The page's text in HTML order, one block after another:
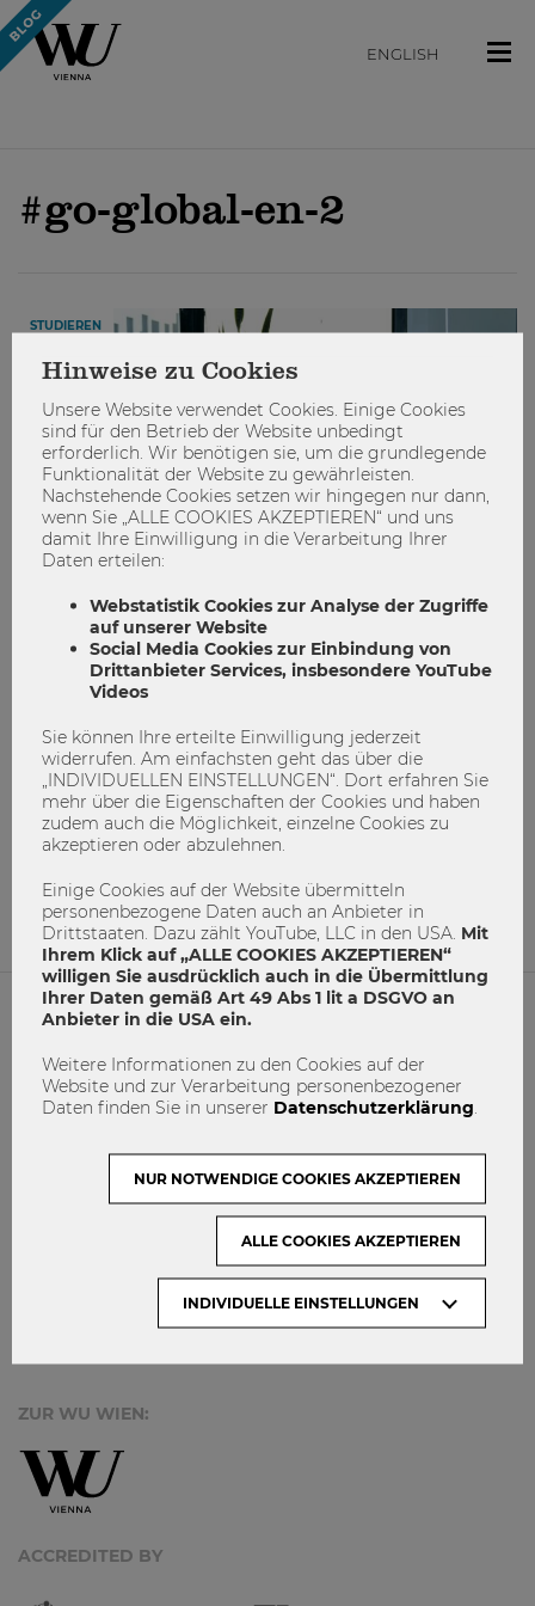
ENGLISH
#go-global-en-2
STUDIEREN
Go Global 2020 – Die etwas andere
Auslandsstudienmesse
Auslandsstudienmesse Exchange fair
Go Global
Go Global
International Office
1 0
IMPRESSUM
MACH MIT!
ZUR WU WIEN:
ACCREDITED BY
Hinweise zu Cookies
Unsere Website verwendet Cookies. Einige Cookies
sind für den Betrieb der Website unbedingt
erforderlich. Wir benötigen sie, um die grundlegende
Funktionalität der Website zu gewährleisten.
Nachstehende Cookies setzen wir hingegen nur dann,
wenn Sie „ALLE COOKIES AKZEPTIEREN“ und uns
damit Ihre Einwilligung in die Verarbeitung Ihrer
Daten erteilen:
Webstatistik Cookies zur Analyse der Zugriffe
auf unserer Website
Social Media Cookies zur Einbindung von
Drittanbieter Services, insbesondere YouTube
Videos
Sie können Ihre erteilte Einwilligung jederzeit
widerrufen. Am einfachsten geht das über die
„INDIVIDUELLEN EINSTELLUNGEN“. Dort erfahren Sie
mehr über die Eigenschaften der Cookies und haben
zudem auch die Möglichkeit, einzelne Cookies zu
akzeptieren oder abzulehnen.
Einige Cookies auf der Website übermitteln
personenbezogene Daten auch an Anbieter in
Drittstaaten. Dazu zählt YouTube, LLC in den USA. Mit
Ihrem Klick auf „ALLE COOKIES AKZEPTIEREN“
willigen Sie ausdrücklich auch in die Übermittlung
Ihrer Daten gemäß Art 49 Abs 1 lit a DSGVO an
Anbieter in die USA ein.
Weitere Informationen zu den Cookies auf der
Website und zur Verarbeitung personenbezogener
Daten finden Sie in unserer Datenschutzerklärung
INDIVIDUELLE EINSTELLUNGEN
NUR NOTWENDIGE COOKIES AKZEPTIEREN
ALLE COOKIES AKZEPTIEREN